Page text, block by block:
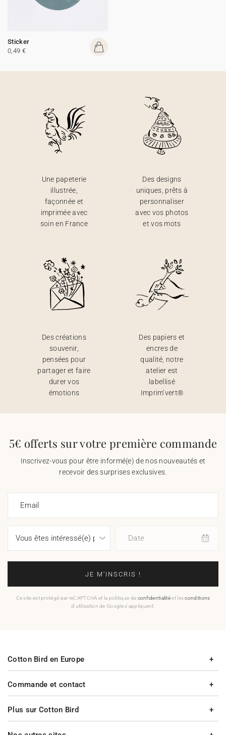
Sticker
0,49 €
Une papeterie
illustrée,
façonnée et
imprimée avec
soin en France
Des designs
uniques, prêts à
personnaliser
avec vos photos
et vos mots
Des créations
souvenir,
pensées pour
partager et faire
durer vos
émotions
Des papiers et
encres de
qualité, notre
atelier est
labellisé
Imprim’vert®
5€ offerts sur votre première commande
Inscrivez-vous pour être informé(e) de nos nouveautés et
recevoir des surprises exclusives.
Email
Date
JE M'INSCRIS !
Ce site est protégé par reCAPTCHA et la politique de confidentialitéet lesconditions
d'utilisation de Google s'appliquent.
Commande et contact
Plus sur Cotton Bird
Cotton Bird en Europe